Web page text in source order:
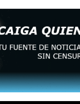
AGOSTO 9, 2026
AGOSTO 9, 2026